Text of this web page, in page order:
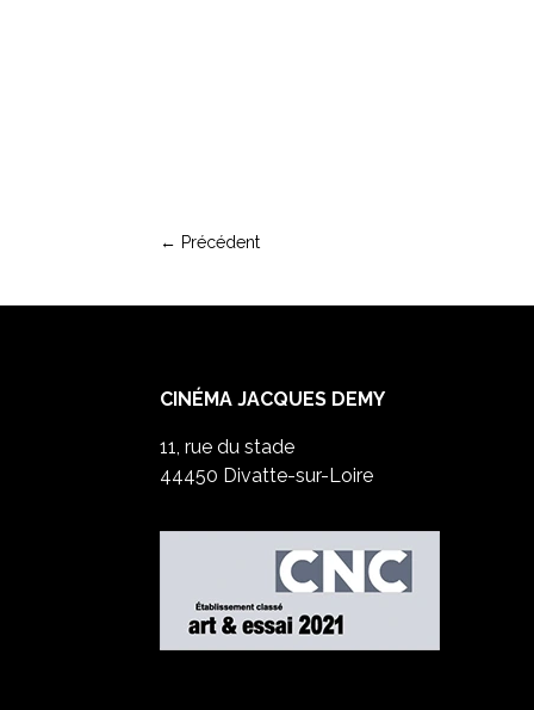
← Précédent
CINÉMA JACQUES DEMY
11, rue du stade
44450 Divatte-sur-Loire